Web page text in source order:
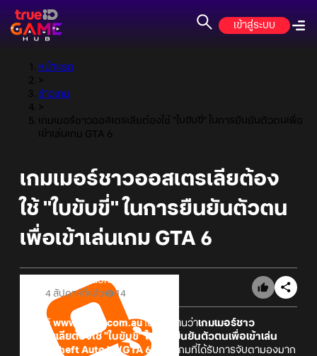
เข้าสู่ระบบ
หน้าแรก
>
ข่าวเกม
>
เกมเมอร์ชาวออสเตรเลียต้องใช้ "ใบขับขี่" ในการยืนยันตัวตนเพื่อ
เข้าเล่นเกม GTA 6
เกมเมอร์ชาวออสเตรเลียต้อง
ใช้ "ใบขับขี่" ในการยืนยันตัวตน
เพื่อเข้าเล่นเกม GTA 6
Online Station
4 สัปดาห์ที่แล้ว
14
เว็บไซต์ www.news.com.auได้รายงานว่าเกมเมอร์ชาว
ออสเตรเลียต้องใช้ "ใบขับขี่"ในการยืนยันตัวตนเพื่อเข้าเล่น
Grand Theft Auto VI
(GTA 6)
นี่คือเกมที่ได้รับการจับตามองมาก